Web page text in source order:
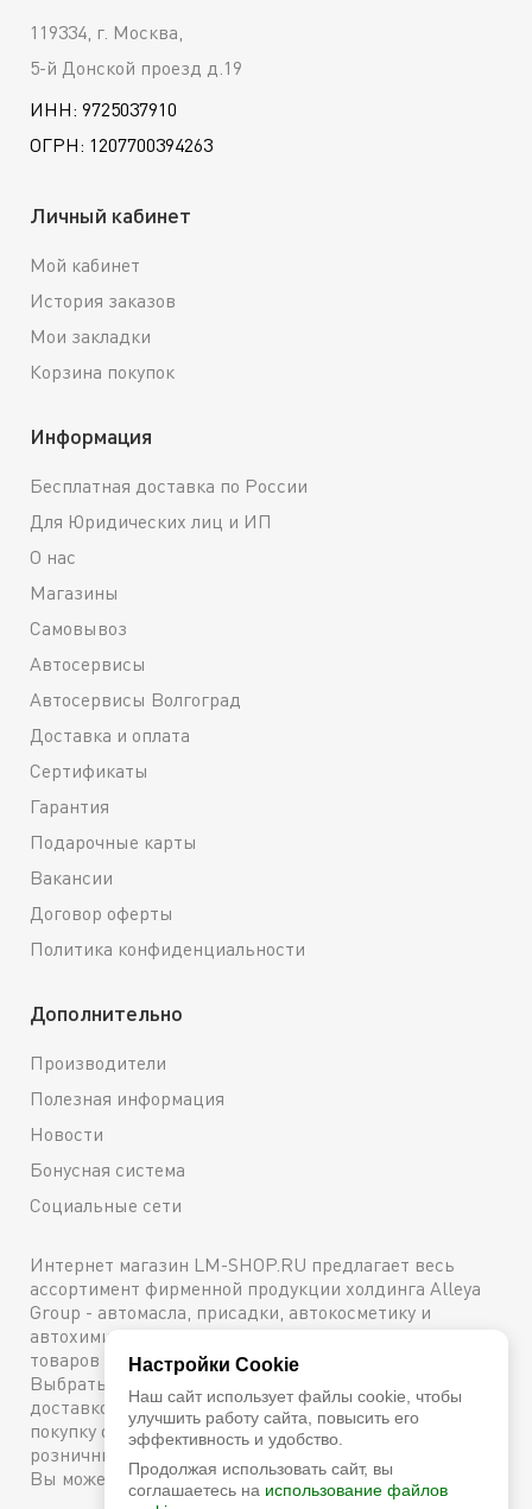
119334, г. Москва,
5-й Донской проезд д.19
ИНН: 9725037910
ОГРН: 1207700394263
Личный кабинет
Мой кабинет
История заказов
Мои закладки
Корзина покупок
Информация
Бесплатная доставка по России
Для Юридических лиц и ИП
О нас
Магазины
Самовывоз
Автосервисы
Автосервисы Волгоград
Доставка и оплата
Сертификаты
Гарантия
Подарочные карты
Вакансии
Договор оферты
Политика конфиденциальности
Дополнительно
Производители
Полезная информация
Новости
Бонусная система
Социальные сети
Интернет магазин LM-SHOP.RU предлагает весь
ассортимент фирменной продукции холдинга Alleya
Group - автомасла, присадки, автокосметику и
автохимию. Каталог содержит подробное описание
товаров с техническими характеристиками и ценами.
Выбрать и купить оригинальную продукцию с
доставкой по Москве можно сейчас же, оформив
покупку онлайн, либо посетив один из наших
розничных магазинов. Более подробную информацию
Вы можете получить по телефону+7 (800) 600-48-38
Настройки Cookie
Наш сайт использует файлы cookie, чтобы
улучшить работу сайта, повысить его
эффективность и удобство.
Продолжая использовать сайт, вы
соглашаетесь на использование файлов